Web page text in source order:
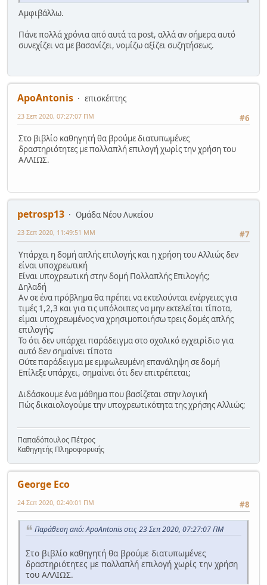
Αμφιβάλλω.
Πάνε πολλά χρόνια από αυτά τα post, αλλά αν σήμερα αυτό
συνεχίζει να με βασανίζει, νομίζω αξίζει συζητήσεως.
ApoAntonis
επισκέπτης
#6
23 Σεπ 2020, 07:27:07 ΠΜ
Στο βιβλίο καθηγητή θα βρούμε διατυπωμένες
δραστηριότητες με πολλαπλή επιλογή χωρίς την χρήση του
ΑΛΛΙΩΣ.
petrosp13
Ομάδα Νέου Λυκείου
#7
23 Σεπ 2020, 11:49:51 ΜΜ
Υπάρχει η δομή απλής επιλογής και η χρήση του Αλλιώς δεν
είναι υποχρεωτική
Είναι υποχρεωτική στην δομή Πολλαπλής Επιλογής;
Δηλαδή
Αν σε ένα πρόβλημα θα πρέπει να εκτελούνται ενέργειες για
τιμές 1,2,3 και για τις υπόλοιπες να μην εκτελείται τίποτα,
είμαι υποχρεωμένος να χρησιμοποιήσω τρεις δομές απλής
επιλογής;
Το ότι δεν υπάρχει παράδειγμα στο σχολικό εγχειρίδιο για
αυτό δεν σημαίνει τίποτα
Ούτε παράδειγμα με εμφωλευμένη επανάληψη σε δομή
Επίλεξε υπάρχει, σημαίνει ότι δεν επιτρέπεται;
Διδάσκουμε ένα μάθημα που βασίζεται στην λογική
Πώς δικαιολογούμε την υποχρεωτικότητα της χρήσης Αλλιώς;
Παπαδόπουλος Πέτρος
Καθηγητής Πληροφορικής
George Eco
#8
24 Σεπ 2020, 02:40:01 ΠΜ
Παράθεση από: ApoAntonis στις 23 Σεπ 2020, 07:27:07 ΠΜ
Στο βιβλίο καθηγητή θα βρούμε διατυπωμένες
δραστηριότητες με πολλαπλή επιλογή χωρίς την χρήση
του ΑΛΛΙΩΣ.